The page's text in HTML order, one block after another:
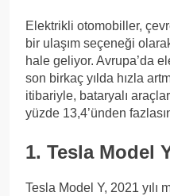
Elektrikli otomobiller,
bir ulaşım seçeneği
hale geliyor. Avrupa’da
son birkaç yılda hızla
itibariyle, bataryalı
yüzde 13,4’ünden
1. Tesla Model
Tesla Model Y, 2021 yılı